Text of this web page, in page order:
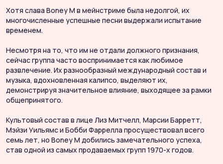
Хотя слава Boney M в мейнстриме была недолгой, их
многочисленные успешные песни выдержали испытание
временем.
Несмотря на то, что им не отдали должного признания,
сейчас группа часто воспринимается как любимое
развлечение. Их разнообразный международный состав и
музыка, вдохновленная калипсо, выделяют их,
демонстрируя значительное влияние, выходящее за рамки
общепринятого.
Культовый состав в лице Лиз Митчелл, Марсии Барретт,
Мэйзи Уильямс и Бобби Фаррелла просуществовал всего
семь лет, но Boney M добились замечательного успеха,
став одной из самых продаваемых групп 1970-х годов.